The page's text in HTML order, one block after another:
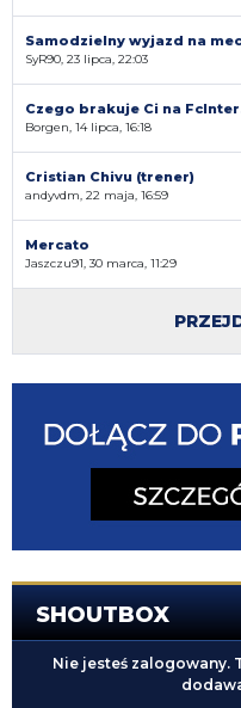
Samodzielny wyjazd na
SyR90, 23 lipca, 22:03
Czego brakuje Ci na
Borgen, 14 lipca, 16:18
Cristian Chivu (trener)
andyvdm, 22 maja, 16:59
Mercato
Jaszczu91, 30 marca, 11:29
SHOUTBOX
Nie jesteś zalogowany.